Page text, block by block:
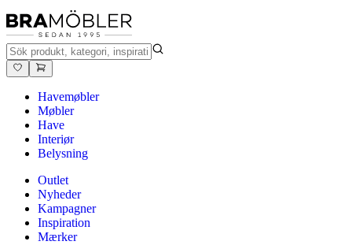
Havemøbler
Møbler
Have
Interiør
Belysning
Outlet
Nyheder
Kampagner
Inspiration
Mærker